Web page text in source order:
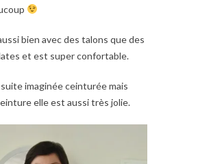
bien avec des talons que des
et est super confortable.
suite imaginée ceinturée mais
elle est aussi très jolie.